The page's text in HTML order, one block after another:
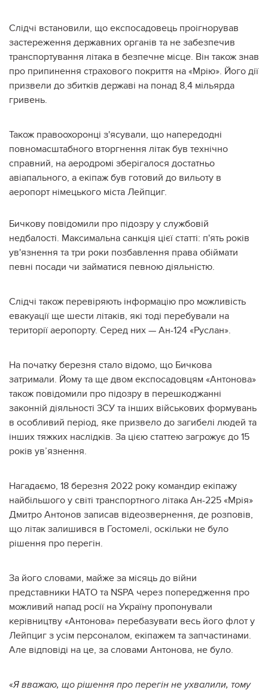
Слідчі встановили, що експосадовець проігнорував
застереження державних органів та не забезпечив
транспортування літака в безпечне місце. Він також знав
про припинення страхового покриття на «Мрію». Його дії
призвели до збитків державі на понад 8,4 мільярда
гривень.
Також правоохоронці з'ясували, що напередодні
повномасштабного вторгнення літак був технічно
справний, на аеродромі зберігалося достатньо
авіапального, а екіпаж був готовий до вильоту в
аеропорт німецького міста Лейпциг.
Бичкову повідомили про підозру у службовій
недбалості. Максимальна санкція цієї статті: п'ять років
ув'язнення та три роки позбавлення права обіймати
певні посади чи займатися певною діяльністю.
Слідчі також перевіряють інформацію про можливість
евакуації ще шести літаків, які тоді перебували на
території аеропорту. Серед них — Ан-124 «Руслан».
На початку березня стало відомо, що Бичкова
затримали. Йому та ще двом експосадовцям «Антонова»
також повідомили про підозру в перешкоджанні
законній діяльності ЗСУ та інших військових формувань
в особливий період, яке призвело до загибелі людей та
інших тяжких наслідків. За цією статтею загрожує до 15
років ув’язнення.
Нагадаємо, 18 березня 2022 року командир екіпажу
найбільшого у світі транспортного літака Ан-225 «Мрія»
Дмитро Антонов записав відеозвернення, де розповів,
що літак залишився в Гостомелі, оскільки не було
рішення про перегін.
За його словами, майже за місяць до війни
представники НАТО та NSPA через попередження про
можливий напад росії на Україну пропонували
керівництву «Антонова» перебазувати весь його флот у
Лейпциг з усім персоналом, екіпажем та запчастинами.
Але відповіді на це, за словами Антонова, не було.
«Я вважаю, що рішення про перегін не ухвалили, тому